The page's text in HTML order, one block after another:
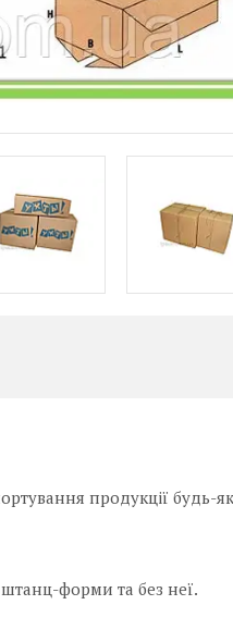
продукції будь-
форми та без неї.